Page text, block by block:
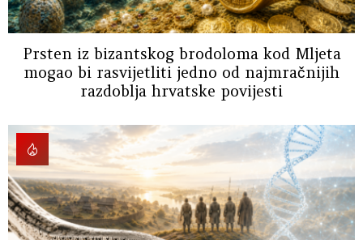
Prsten iz bizantskog brodoloma kod Mljeta
mogao bi rasvijetliti jedno od najmračnijih
razdoblja hrvatske povijesti